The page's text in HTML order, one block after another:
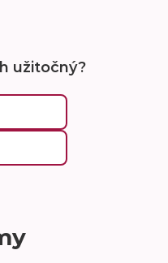
užitočný?